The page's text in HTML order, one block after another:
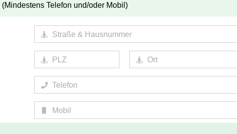
(Mindestens Telefon und/oder Mobil)